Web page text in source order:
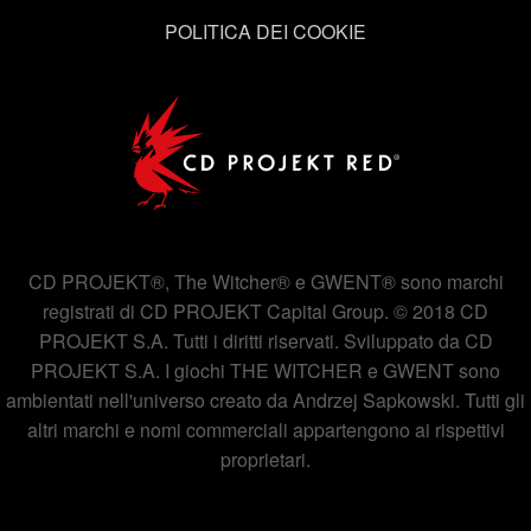
POLITICA DEI COOKIE
CD PROJEKT®, The Witcher® e GWENT® sono marchi
registrati di CD PROJEKT Capital Group. © 2018 CD
PROJEKT S.A. Tutti i diritti riservati. Sviluppato da CD
PROJEKT S.A. I giochi THE WITCHER e GWENT sono
ambientati nell'universo creato da Andrzej Sapkowski. Tutti gli
altri marchi e nomi commerciali appartengono ai rispettivi
proprietari.